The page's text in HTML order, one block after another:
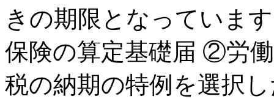
きの期限となっていま
保険の算定基礎届 ②労
税の納期の特例を選択